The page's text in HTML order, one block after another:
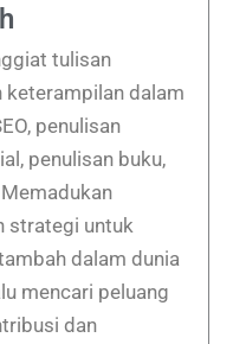
tulisan
dalam
penulisan
penulisan buku,
strategi untuk
dalam dunia
mencari peluang
dan